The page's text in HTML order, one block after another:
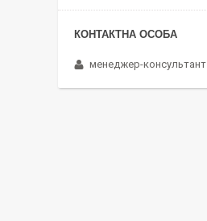
менеджер-консультант